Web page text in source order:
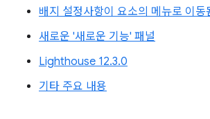
배지 설정사항이 요소의 메뉴로 이동
새로운 '새로운 기능' 패널
Lighthouse 12.3.0
기타 주요 내용